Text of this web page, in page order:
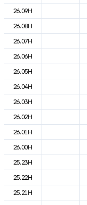
26.09H
26.08H
26.07H
26.06H
26.05H
26.04H
26.03H
26.02H
26.01H
26.00H
25.23H
25.22H
25.21H